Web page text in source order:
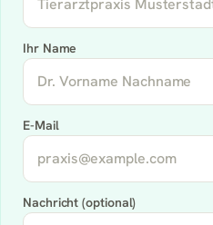
Ihr Name
E-Mail
Nachricht (optional)